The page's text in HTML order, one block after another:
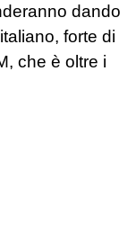
dando
forte di
che è oltre i